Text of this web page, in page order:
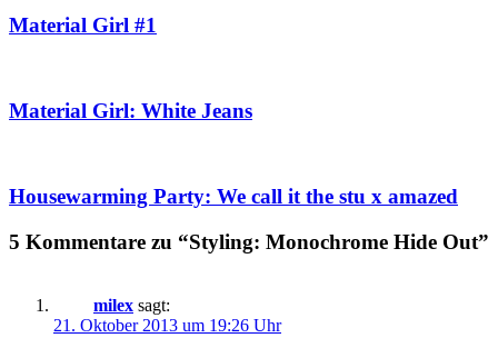
Material Girl #1
Material Girl: White Jeans
Housewarming Party: We call it the stu x amazed
5 Kommentare zu “Styling: Monochrome Hide Out”
milex sagt:
21. Oktober 2013 um 19:26 Uhr